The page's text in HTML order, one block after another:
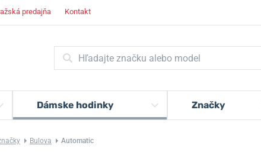
predajňa Kontakt
Dámske hodinky Značky
Bulova Automatic